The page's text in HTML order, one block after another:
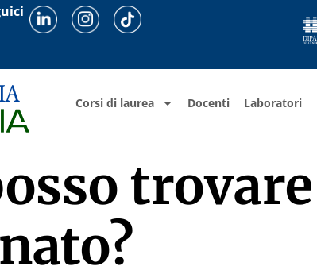
Corsi di laurea Docenti Laboratori